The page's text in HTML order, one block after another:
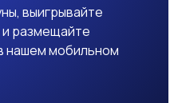
Другое
выигрывайте
размещайте
нашем мобильном